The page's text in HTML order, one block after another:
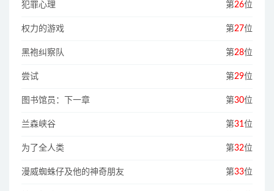
犯罪心理 第26位
权力的游戏 第27位
黑袍纠察队 第28位
尝试 第29位
图书馆员：下一章 第30位
兰森峡谷 第31位
为了全人类 第32位
漫威蜘蛛仔及他的神奇朋友 第33位